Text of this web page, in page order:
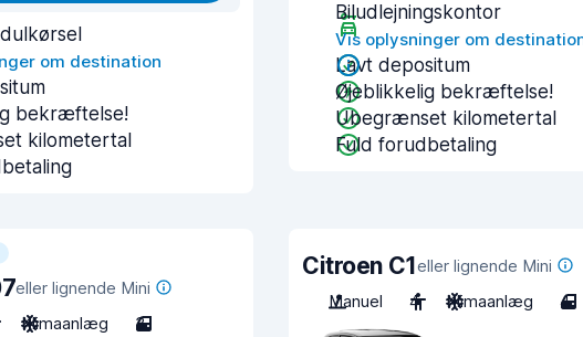
om destination
bekræftelse!
kilometertal
Biludlejningskontor
Vis oplysninger om
Lavt depositum
Øjeblikkelig bekræftelse!
Ubegrænset kilometertal
Fuld forudbetaling
eller lignende Mini
Klimaanlæg 3
Citroen C1eller lignende Mini
Manuel
4 Klimaanlæg 4